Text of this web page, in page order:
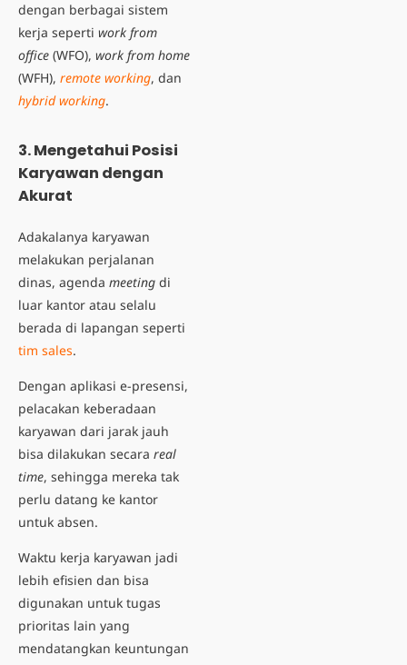
dengan berbagai sistem
kerja seperti work from
office (WFO), work from home
(WFH), remote working, dan
hybrid working.
3. Mengetahui Posisi
Karyawan dengan
Akurat
Adakalanya karyawan
melakukan perjalanan
dinas, agenda meeting di
luar kantor atau selalu
berada di lapangan seperti
tim sales.
Dengan aplikasi e-presensi,
pelacakan keberadaan
karyawan dari jarak jauh
bisa dilakukan secara real
time, sehingga mereka tak
perlu datang ke kantor
untuk absen.
Waktu kerja karyawan jadi
lebih efisien dan bisa
digunakan untuk tugas
prioritas lain yang
mendatangkan keuntungan